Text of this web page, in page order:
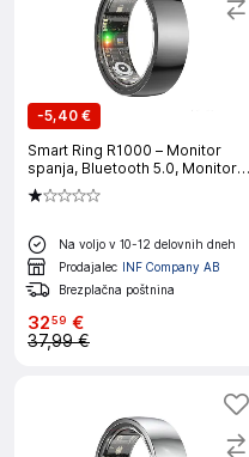
-5,40 €
Smart Ring R1000 – Monitor
spanja, Bluetooth 5.0, Monitor
kisika v krvi Black 11
Na voljo v 10-12 delovnih dneh
Prodajalec INF Company AB
Brezplačna poštnina
3259 €
37,99 €